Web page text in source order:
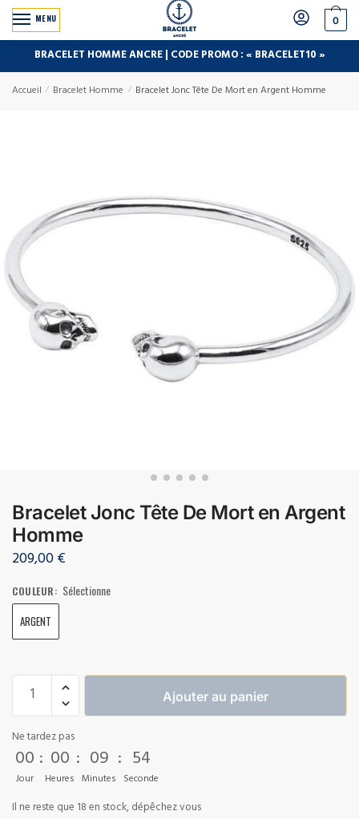
MENU 0
BRACELET HOMME ANCRE | CODE PROMO : « BRACELET10 »
Accueil / Bracelet Homme / Bracelet Jonc Tête De Mort en Argent Homme
Bracelet Jonc Tête De Mort en Argent
Homme
209,00€
COULEUR: Sélectionne
ARGENT
Ajouter au panier
Ne tardez pas
00
Jour
: 00
Heures
: 09
Minutes
: 54
Seconde
Il ne reste que 18 en stock, dépêchez vous